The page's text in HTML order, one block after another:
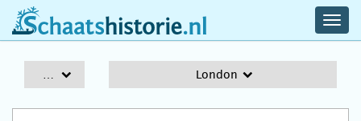
schaatshistorie.nl
London